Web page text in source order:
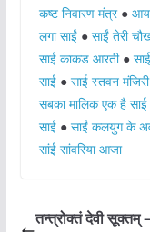
कष्ट निवारण मंत्र●
लगा साईं● साईं तेरी
साई काकड आरती●
साई● साई स्तवन मंजिरी
सबका मालिक एक है साई
साई● साईं कलयुग के
सांई सांवरिया आजा
तन्त्रोक्तं देवी